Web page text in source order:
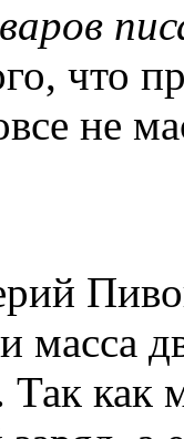
что
не
масса
как